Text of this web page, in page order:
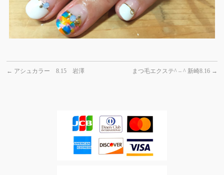
← アシュカラー 8.15 岩澤 まつ毛エクステ^ – ^ 新崎8.16 →